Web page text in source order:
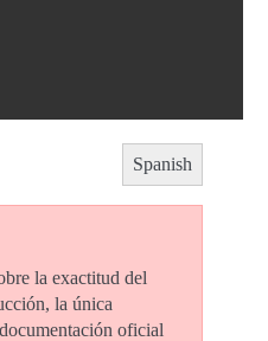
Spanish
la exactitud del
la única
oficial